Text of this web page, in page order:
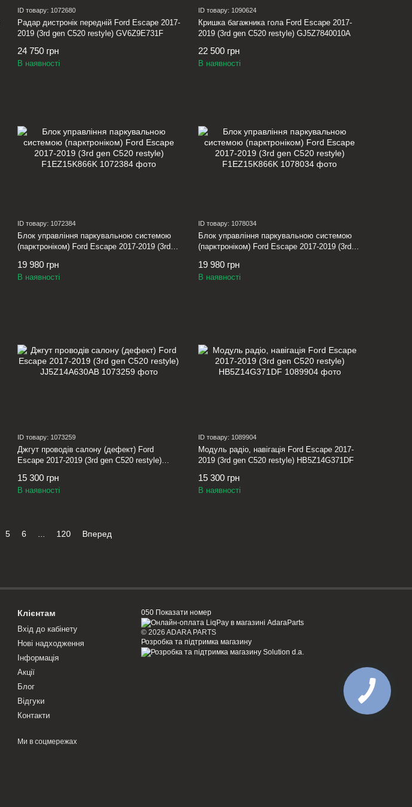
ID товару: 1072680
Радар дистронік передній Ford Escape 2017-
2019 (3rd gen C520 restyle) GV6Z9E731F
24 750 грн
В наявності
ID товару: 1090624
Кришка багажника гола Ford Escape 2017-
2019 (3rd gen C520 restyle) GJ5Z7840010A
22 500 грн
В наявності
ID товару: 1072384
Блок управління паркувальною системою
(парктроніком) Ford Escape 2017-2019 (3rd
19 980 грн
В наявності
ID товару: 1078034
Блок управління паркувальною системою
(парктроніком) Ford Escape 2017-2019 (3rd
19 980 грн
В наявності
ID товару: 1073259
Джгут проводів салону (дефект) Ford
Escape 2017-2019 (3rd gen C520 restyle)
15 300 грн
В наявності
ID товару: 1089904
Модуль радіо, навігація Ford Escape 2017-
2019 (3rd gen C520 restyle) HB5Z14G371DF
15 300 грн
В наявності
5 6 ... 120 Вперед
Клієнтам
Вхід до кабінету
Нові надходження
Інформація
Акції
Блог
Відгуки
Контакти
Ми в соцмережах
050 Показати номер
© 2026 ADARA PARTS
Розробка та підтримка магазину